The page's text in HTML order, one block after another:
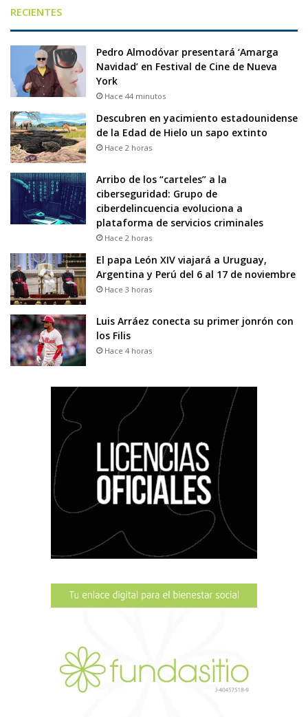
RECIENTES
Pedro Almodóvar presentará ‘Amarga
Navidad’ en Festival de Cine de Nueva
York
Hace 44 minutos
Descubren en yacimiento estadounidense
de la Edad de Hielo un sapo extinto
Hace 2 horas
Arribo de los “carteles” a la
ciberseguridad: Grupo de
ciberdelincuencia evoluciona a
plataforma de servicios criminales
Hace 2 horas
El papa León XIV viajará a Uruguay,
Argentina y Perú del 6 al 17 de noviembre
Hace 3 horas
Luis Arráez conecta su primer jonrón con
los Filis
Hace 4 horas